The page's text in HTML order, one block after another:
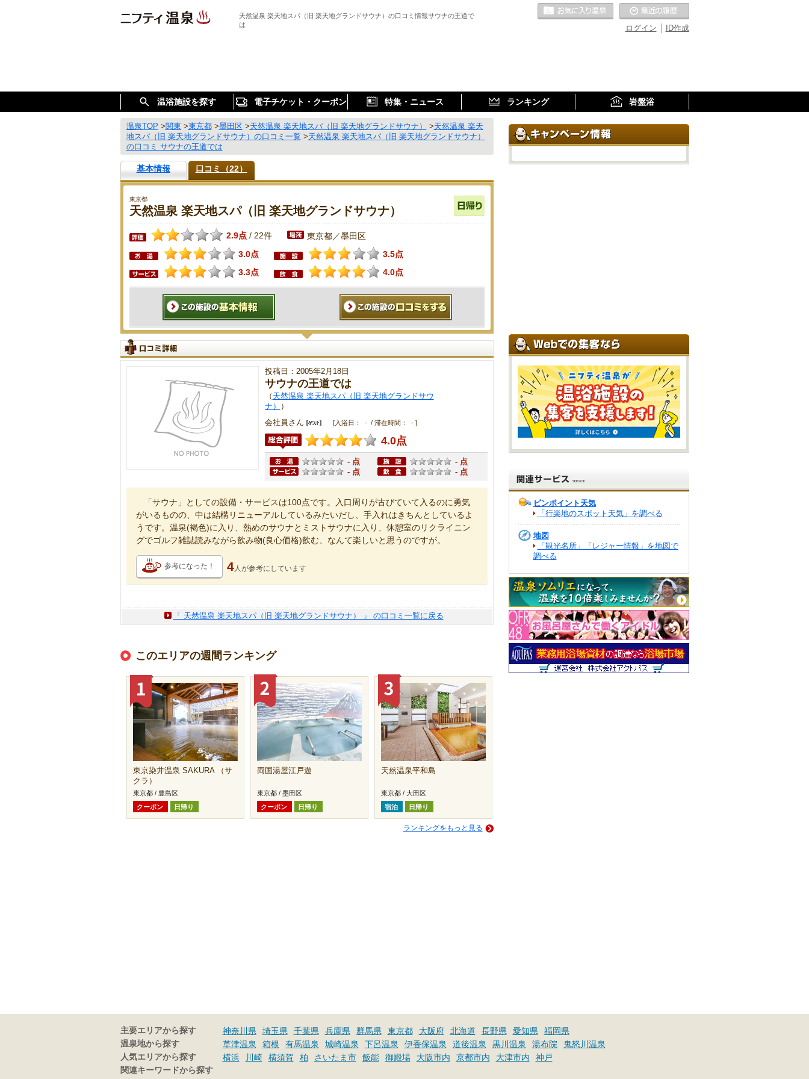
天然温泉 楽天地スパ（旧 楽天地グランドサウナ）の口コミ情報サウナの王道で
は
ID作成
ログイン
お気に入りの温泉
温浴施設を探す 電子チケット・クーポン 特集・ニュース ランキング 岩盤浴
温泉TOP >関東 >東京都>墨田区>天然温泉 楽天地スパ（旧 楽天地グランドサウナ） >天然温泉 楽天
地スパ（旧 楽天地グランドサウナ）の口コミ一覧 >天然温泉 楽天地スパ（旧 楽天地グランドサウナ）
の口コミ サウナの王道では
基本情報 口コミ（22）
東京都
天然温泉 楽天地スパ（旧 楽天地グランドサウナ）
2.9点 / 22件 東京都／墨田区
3.0点
3.5点
3.3点
4.0点
投稿日：2005年2月18日
サウナの王道では
（ 天然温泉 楽天地スパ（旧 楽天地グランドサウ
ナ）
）
会社員さん
[入浴日： - / 滞在時間： - ]
4.0点
- 点
- 点
- 点
- 点
「サウナ」としての設備・サービスは100点です。入口周りが古びていて入るのに勇気
がいるものの、中は結構リニューアルしているみたいだし、手入れはきちんとしているよ
うです。温泉(褐色)に入り、熱めのサウナとミストサウナに入り、休憩室のリクライニン
グでゴルフ雑誌読みながら飲み物(良心価格)飲む、なんて楽しいと思うのですが。
参考になった！ 4人が参考にしています
「 天然温泉 楽天地スパ（旧 楽天地グランドサウナ） 」 の口コミ一覧に戻る
このエリアの週間ランキング
東京染井温泉 SAKURA （サ
クラ）
東京都 / 豊島区
クーポン
日帰り
両国湯屋江戸遊
東京都 / 墨田区
クーポン
日帰り
天然温泉平和島
東京都 / 大田区
宿泊
日帰り
ランキングをもっと見る
ピンポイント天気
「行楽地のスポット天気」を調べる
地図
「観光名所」「レジャー情報」を地図で
調べる
主要エリアから探す 神奈川県 埼玉県 千葉県 兵庫県 群馬県 東京都 大阪府 北海道 長野県 愛知県 福岡県
温泉地から探す 草津温泉 箱根 有馬温泉 城崎温泉 下呂温泉 伊香保温泉 道後温泉 黒川温泉 湯布院 鬼怒川温泉
人気エリアから探す 横浜 川崎 横須賀 柏 さいたま市 飯能 御殿場 大阪市内 京都市内 大津市内 神戸
関連キーワードから探す